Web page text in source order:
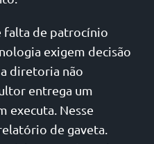
falta de patrocínio
exigem decisão
diretoria não
entrega um
executa. Nesse
de gaveta.